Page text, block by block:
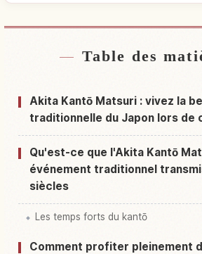
Hébergements près de Festival
Activités à Festival Akita
Table des
Akita Kantō Matsuri : vivez la
traditionnelle du Japon lors de
Qu'est-ce que l'Akita Kantō
événement traditionnel
siècles
Les temps forts du kantō
Comment profiter pleinement